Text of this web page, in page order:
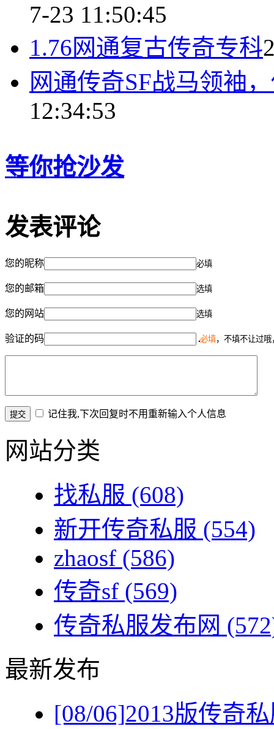
7-23 11:50:45
1.76网通复古传奇专科
网通传奇SF战马领袖
12:34:53
等你抢沙发
发表评论
您的昵称 必填
您的邮箱 选填
您的网站 选填
验证的码 必填，不填不让过
记住我,下次回复时不用重新输入个人信息
网站分类
找私服 (608)
新开传奇私服 (554)
zhaosf (586)
传奇sf (569)
传奇私服发布网
最新发布
[08/06]2013版传奇